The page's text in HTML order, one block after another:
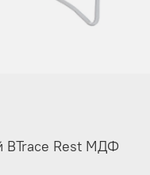
BTrace Rest МДФ